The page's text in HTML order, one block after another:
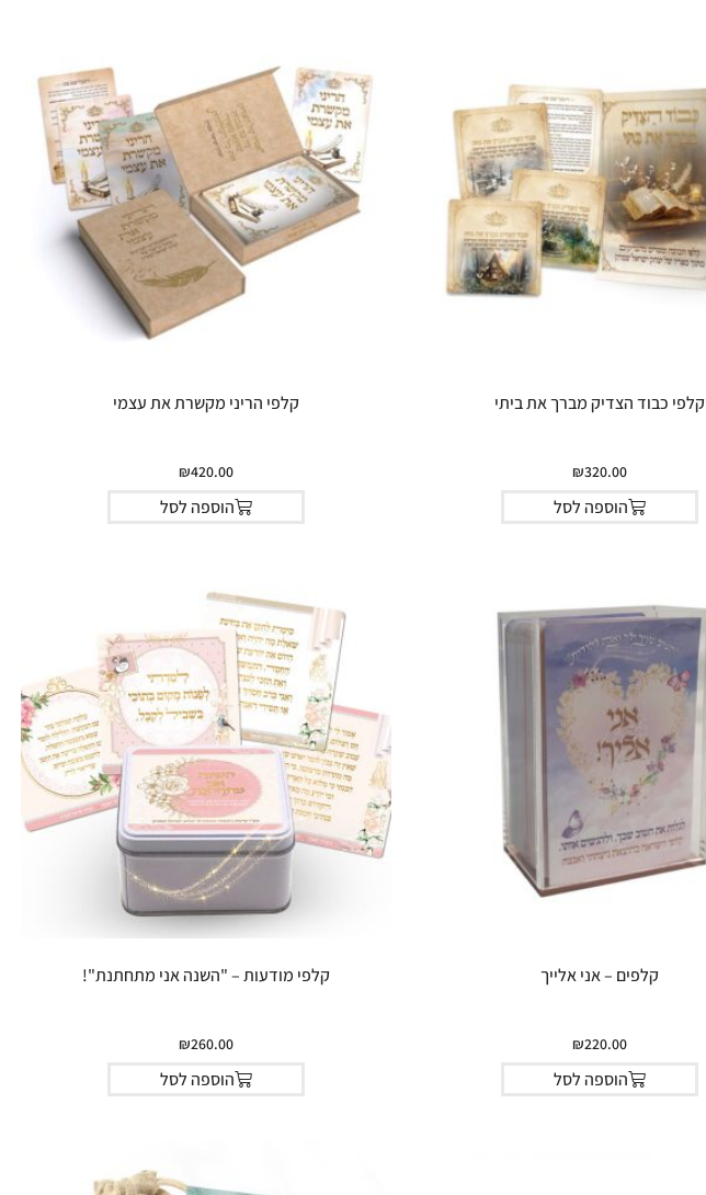
קלפי כבוד הצדיק מברך את ביתי
₪320.00
הוספה לסל
קלפי הריני מקשרת את עצמי
₪420.00
הוספה לסל
קלפים – אני אלייך
₪220.00
הוספה לסל
קלפי מודעות – "השנה אני מתחתנת"!
₪260.00
הוספה לסל